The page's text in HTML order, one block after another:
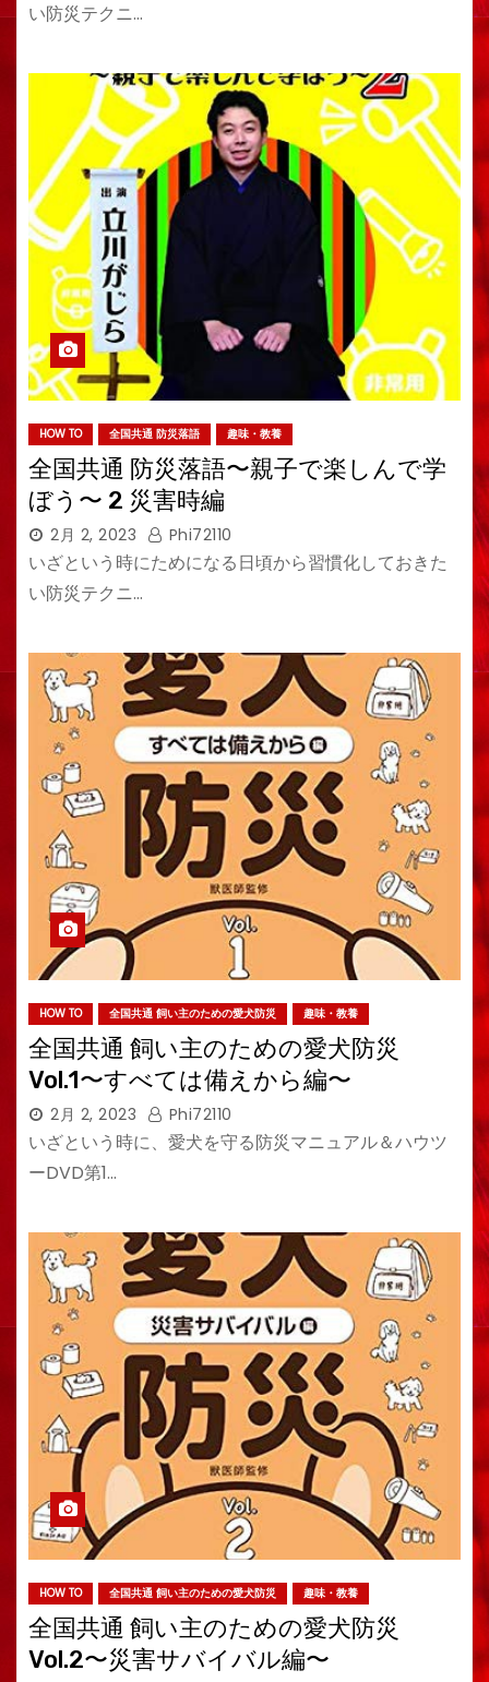
い防災テクニ…
HOW TO 全国共通 防災落語 趣味・教養
全国共通 防災落語〜親子で楽しんで学
ぼう〜 2 災害時編
2月 2, 2023 Phi72110
いざという時にためになる日頃から習慣化しておきた
い防災テクニ…
HOW TO 全国共通 飼い主のための愛犬防災 趣味・教養
全国共通 飼い主のための愛犬防災
Vol.1〜すべては備えから編〜
2月 2, 2023 Phi72110
いざという時に、愛犬を守る防災マニュアル＆ハウツ
ーDVD第1…
HOW TO 全国共通 飼い主のための愛犬防災 趣味・教養
全国共通 飼い主のための愛犬防災
Vol.2〜災害サバイバル編〜